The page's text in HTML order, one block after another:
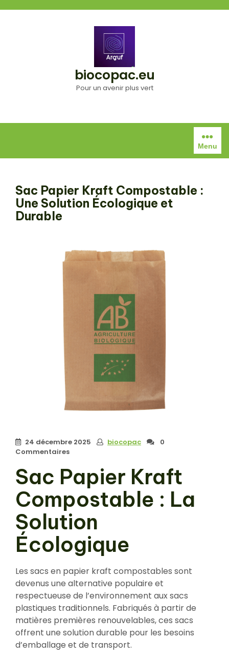
biocopac.eu
Pour un avenir plus vert
Menu
Sac Papier Kraft Compostable :
Une Solution Écologique et
Durable
24 décembre 2025 biocopac
0
Commentaires
Sac Papier Kraft
Compostable : La
Solution
Écologique
Les sacs en papier kraft compostables sont
devenus une alternative populaire et
respectueuse de l’environnement aux sacs
plastiques traditionnels. Fabriqués à partir de
matières premières renouvelables, ces sacs
offrent une solution durable pour les besoins
d’emballage et de transport.